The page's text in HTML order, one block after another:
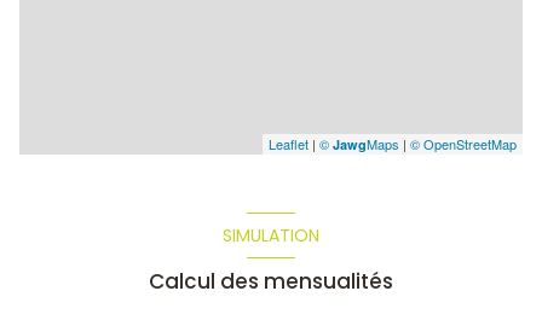
Leaflet | © JawgMaps | © OpenStreetMap
SIMULATION
Calcul des mensualités